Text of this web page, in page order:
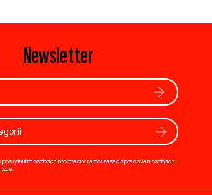
Newsletter
poskytnutím osobních informací v rámci zásad zpracování osobních
zde